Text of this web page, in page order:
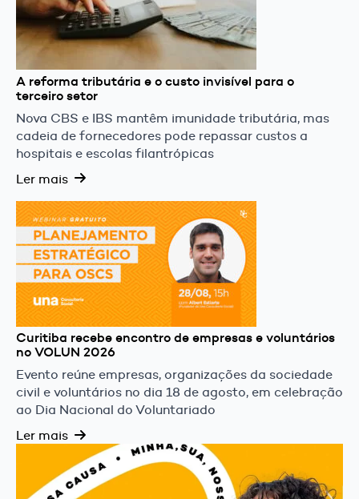
A reforma tributária e o custo invisível para o
terceiro setor
Nova CBS e IBS mantêm imunidade tributária, mas
cadeia de fornecedores pode repassar custos a
hospitais e escolas filantrópicas
Ler mais
Curitiba recebe encontro de empresas e voluntários
no VOLUN 2026
Evento reúne empresas, organizações da sociedade
civil e voluntários no dia 18 de agosto, em celebração
ao Dia Nacional do Voluntariado
Ler mais